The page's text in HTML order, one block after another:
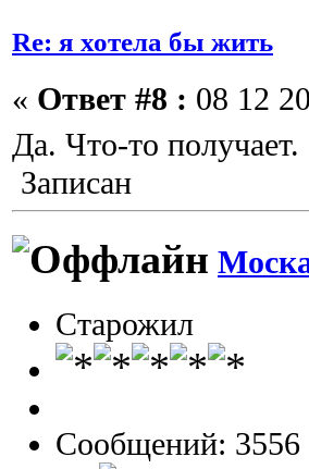
Re: я хотела бы жить
« Ответ #8 : 08 12
Да. Что-то получает.
Записан
Старожил
Сообщений: 3556